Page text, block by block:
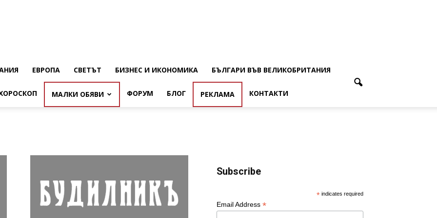
ЕВРОПА СВЕТЪТ БИЗНЕС И ИКОНОМИКА БЪЛГАРИ ВЪВ ВЕЛИКОБРИТАНИЯ
МАЛКИ ОБЯВИ ФОРУМ БЛОГ РЕКЛАМА КОНТАКТИ
Subscribe
* indicates required
Email Address *